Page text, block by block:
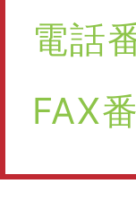
電話
FAX